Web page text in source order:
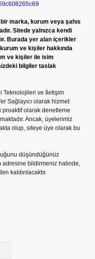
marka, kurum veya şahıs
Sitede yalnızca kendi
Burada yer alan içerikler
ve kişiler hakkında
ve kişiler ile isim
bilgiler taslak
Teknolojileri ve İletişim
Sağlayıcı olarak hizmet
olarak denetleme
Ancak, üyelerimiz
olup, siteye üye olarak bu
düşündüğünüz
adresine bildirmeniz halinde,
kaldırılacaktır.